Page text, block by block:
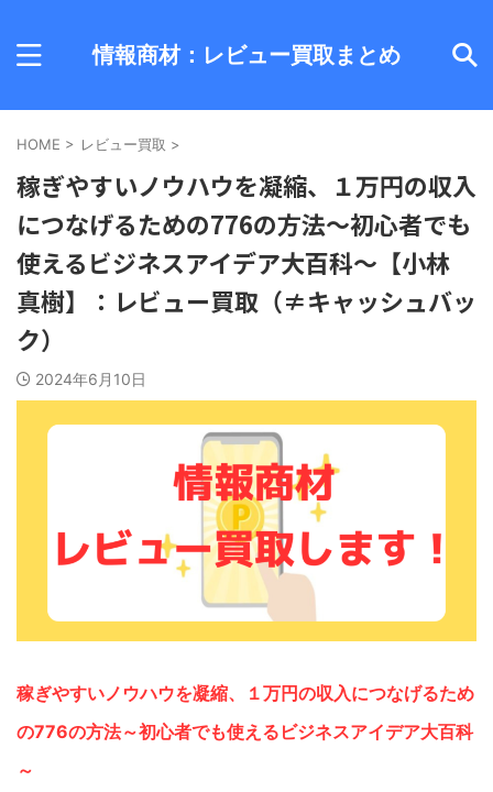
情報商材：レビュー買取まとめ
HOME > レビュー買取 >
稼ぎやすいノウハウを凝縮、１万円の収入
につなげるための776の方法～初心者でも
使えるビジネスアイデア大百科～【小林
真樹】：レビュー買取（≠キャッシュバッ
ク）
2024年6月10日
稼ぎやすいノウハウを凝縮、１万円の収入につなげるため
の776の方法～初心者でも使えるビジネスアイデア大百科
～